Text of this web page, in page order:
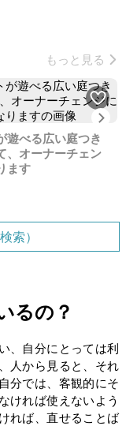
もっと見る
遊べる広い庭つき
、オーナーチェン
ます
索）
るの？
、自分にとっては利
人から見ると、それ
分では、客観的にそ
ければ使えないよう
れば、直せることば